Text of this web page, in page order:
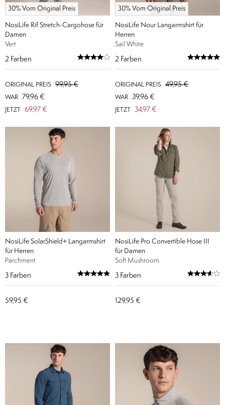
30% Vom Original Preis
NosiLife Rif Stretch-Cargohose für
Damen
Vert
2 Farben
ORIGINAL PREIS 99,95 €
WAR 79,96 €
JETZT 69,97 €
30% Vom Original Preis
NosiLife Nour Langarmshirt für
Herren
Sail White
2 Farben
ORIGINAL PREIS 49,95 €
WAR 39,96 €
JETZT 34,97 €
NosiLife SolarShield+ Langarmshirt
für Herren
Parchment
3 Farben
59,95 €
NosiLife Pro Convertible Hose III
für Damen
Soft Mushroom
3 Farben
129,95 €